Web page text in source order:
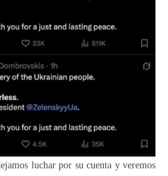
luchar por su cuenta y veremos